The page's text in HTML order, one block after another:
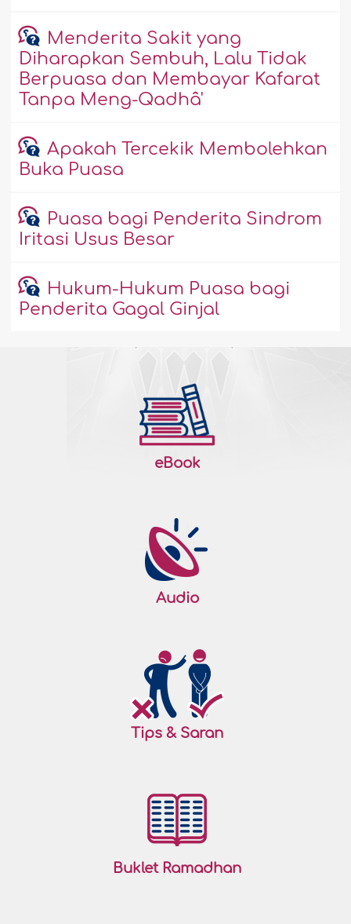
Menderita Sakit yang
Diharapkan Sembuh, Lalu Tidak
Berpuasa dan Membayar Kafarat
Tanpa Meng-Qadhâ'
Apakah Tercekik Membolehkan
Buka Puasa
Puasa bagi Penderita Sindrom
Iritasi Usus Besar
Hukum-Hukum Puasa bagi
Penderita Gagal Ginjal
eBook
Audio
Tips & Saran
Buklet Ramadhan